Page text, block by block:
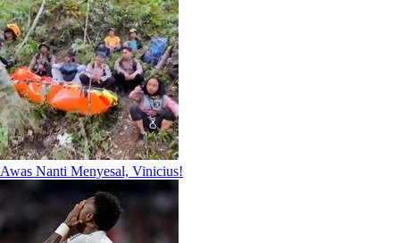
Awas Nanti Menyesal, Vinicius!